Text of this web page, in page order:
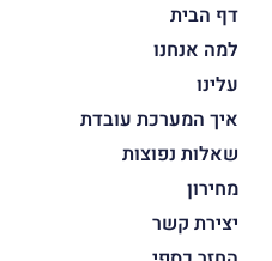
דף הבית
למה אנחנו
עלינו
איך המערכת עובדת
שאלות נפוצות
מחירון
יצירת קשר